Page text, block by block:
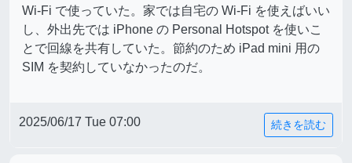
Wi-Fi で使っていた。家では自宅の Wi-Fi を使えばいい
し、外出先では iPhone の Personal Hotspot を使いこ
とで回線を共有していた。節約のため iPad mini 用の
SIM を契約していなかったのだ。
2025/06/17 Tue 07:00 続きを読む